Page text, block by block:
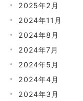
2025年2月
2024年11月
2024年8月
2024年7月
2024年5月
2024年4月
2024年3月